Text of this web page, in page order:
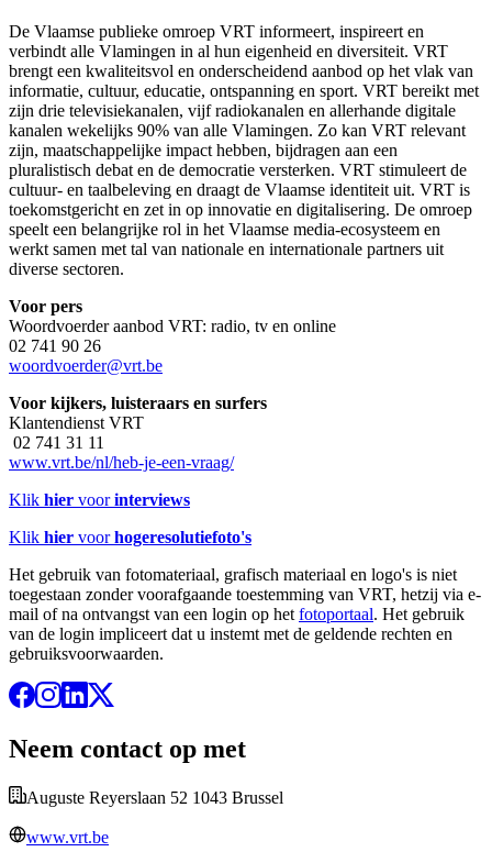
De Vlaamse publieke omroep VRT informeert, inspireert en
verbindt alle Vlamingen in al hun eigenheid en diversiteit. VRT
brengt een kwaliteitsvol en onderscheidend aanbod op het vlak van
informatie, cultuur, educatie, ontspanning en sport. VRT bereikt met
zijn drie televisiekanalen, vijf radiokanalen en allerhande digitale
kanalen wekelijks 90% van alle Vlamingen. Zo kan VRT relevant
zijn, maatschappelijke impact hebben, bijdragen aan een
pluralistisch debat en de democratie versterken. VRT stimuleert de
cultuur- en taalbeleving en draagt de Vlaamse identiteit uit. VRT is
toekomstgericht en zet in op innovatie en digitalisering. De omroep
speelt een belangrijke rol in het Vlaamse media-ecosysteem en
werkt samen met tal van nationale en internationale partners uit
diverse sectoren.
Voor pers
Woordvoerder aanbod VRT: radio, tv en online
02 741 90 26
woordvoerder@vrt.be
Voor kijkers, luisteraars en surfers
Klantendienst VRT
02 741 31 11
www.vrt.be/nl/heb-je-een-vraag/
Klik hier voorinterviews
Klik hier voorhogeresolutiefoto's
Het gebruik van fotomateriaal, grafisch materiaal en logo's is niet
toegestaan zonder voorafgaande toestemming van VRT, hetzij via e-
mail of na ontvangst van een login op het fotoportaal. Het gebruik
van de login impliceert dat u instemt met de geldende rechten en
gebruiksvoorwaarden.
Neem contact op met
Auguste Reyerslaan 52 1043 Brussel
www.vrt.be